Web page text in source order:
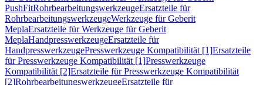
PushFitRohrbearbeitungswerkzeugeErsatzteile für
RohrbearbeitungswerkzeugeWerkzeuge für Geberit
MeplaErsatzteile für Werkzeuge für Geberit
MeplaHandpresswerkzeugeErsatzteile für
HandpresswerkzeugePresswerkzeuge Kompatibilität [1]Ersatzteile
für Presswerkzeuge Kompatibilität [1]Presswerkzeuge
Kompatibilität [2]Ersatzteile für Presswerkzeuge Kompatibilität
[2]RohrbearbeitungswerkzeugeErsatzteile für